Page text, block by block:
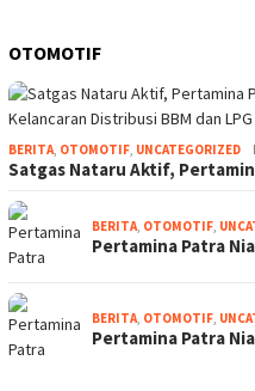
OTOMOTIF
BERITA, OTOMOTIF, UNCATEGORIZED
Satgas Nataru Aktif,
BERITA, OTOMOTIF,
Pertamina Patra
BERITA, OTOMOTIF,
Pertamina Patra